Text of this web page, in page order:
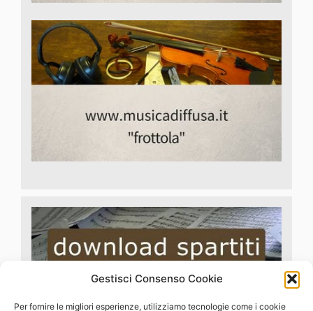
Gestisci Consenso Cookie
Per fornire le migliori esperienze, utilizziamo tecnologie come i cookie